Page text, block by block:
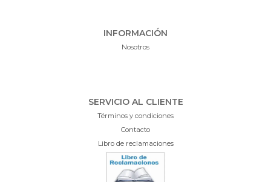
INFORMACIÓN
Nosotros
SERVICIO AL CLIENTE
Términos y condiciones
Contacto
Libro de reclamaciones